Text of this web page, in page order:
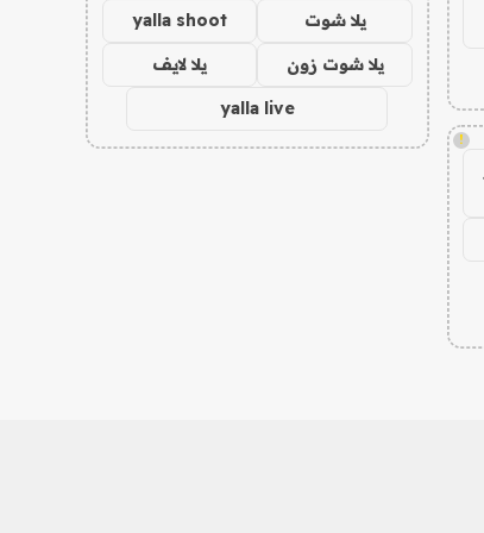
!
يلا شوت yalla shoot
يلا شوت زون يلا لايف
yalla live